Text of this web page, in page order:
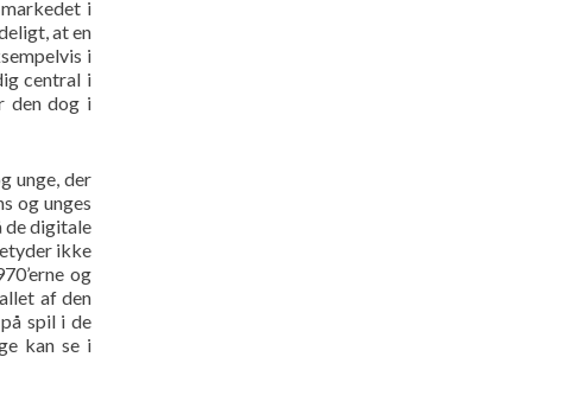
i
at en
i
central i
den dog i
unge, der
og unges
de digitale
ikke
og
af den
spil i de
kan se i